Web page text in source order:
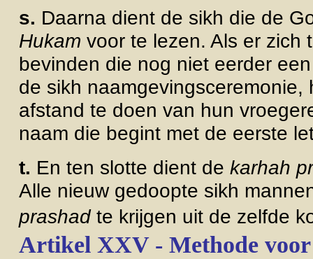
s. Daarna dient de sikh die de
Hukam voor te lezen. Als er zich
bevinden die nog niet eerder
de sikh
afstand te doen van hun
naam die begint met de eerste
t. En ten slotte dient de karhah
Alle nieuw gedoopte sikh
prashadte krijgen uit de zelfde
Artikel XXV - Methode voor